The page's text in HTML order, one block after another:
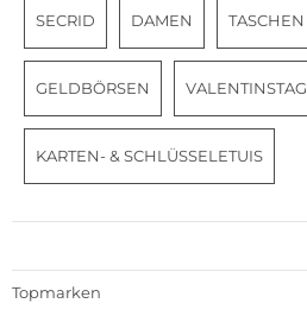
SECRID DAMEN TASCHEN
GELDBÖRSEN VALENTINSTAG
KARTEN- & SCHLÜSSELETUIS
Topmarken